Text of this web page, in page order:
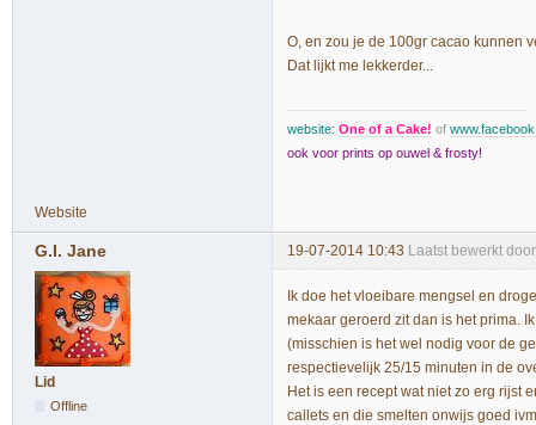
O, en zou je de 100gr cacao kunnen
Dat lijkt me lekkerder...
website: One of a Cake! of
ook voor prints op ouwel & frosty!
Website
G.I. Jane 19-07-2014 10:43 Laatst bewerkt
Lid
Offline
Ik doe het vloeibare mengsel en
mekaar geroerd zit dan is het prima.
(misschien is het wel nodig voor de
respectievelijk 25/15 minuten in de
Het is een recept wat niet zo erg rijst
callets en die smelten onwijs goed